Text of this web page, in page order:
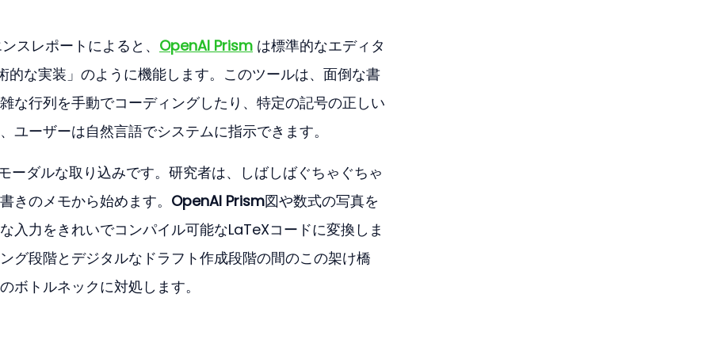
スレポートによると、 OpenAI Prism は標準的なエディタ
な実装」のように機能します。このツールは、面倒な書
な行列を手動でコーディングしたり、特定の記号の正しい
ユーザーは自然言語でシステムに指示できます。
ーダルな取り込みです。研究者は、しばしばぐちゃぐちゃ
きのメモから始めます。 OpenAI Prism図や数式の写真を
入力をきれいでコンパイル可能なLaTeXコードに変換しま
グ段階とデジタルなドラフト作成段階の間のこの架け橋
ボトルネックに対処します。